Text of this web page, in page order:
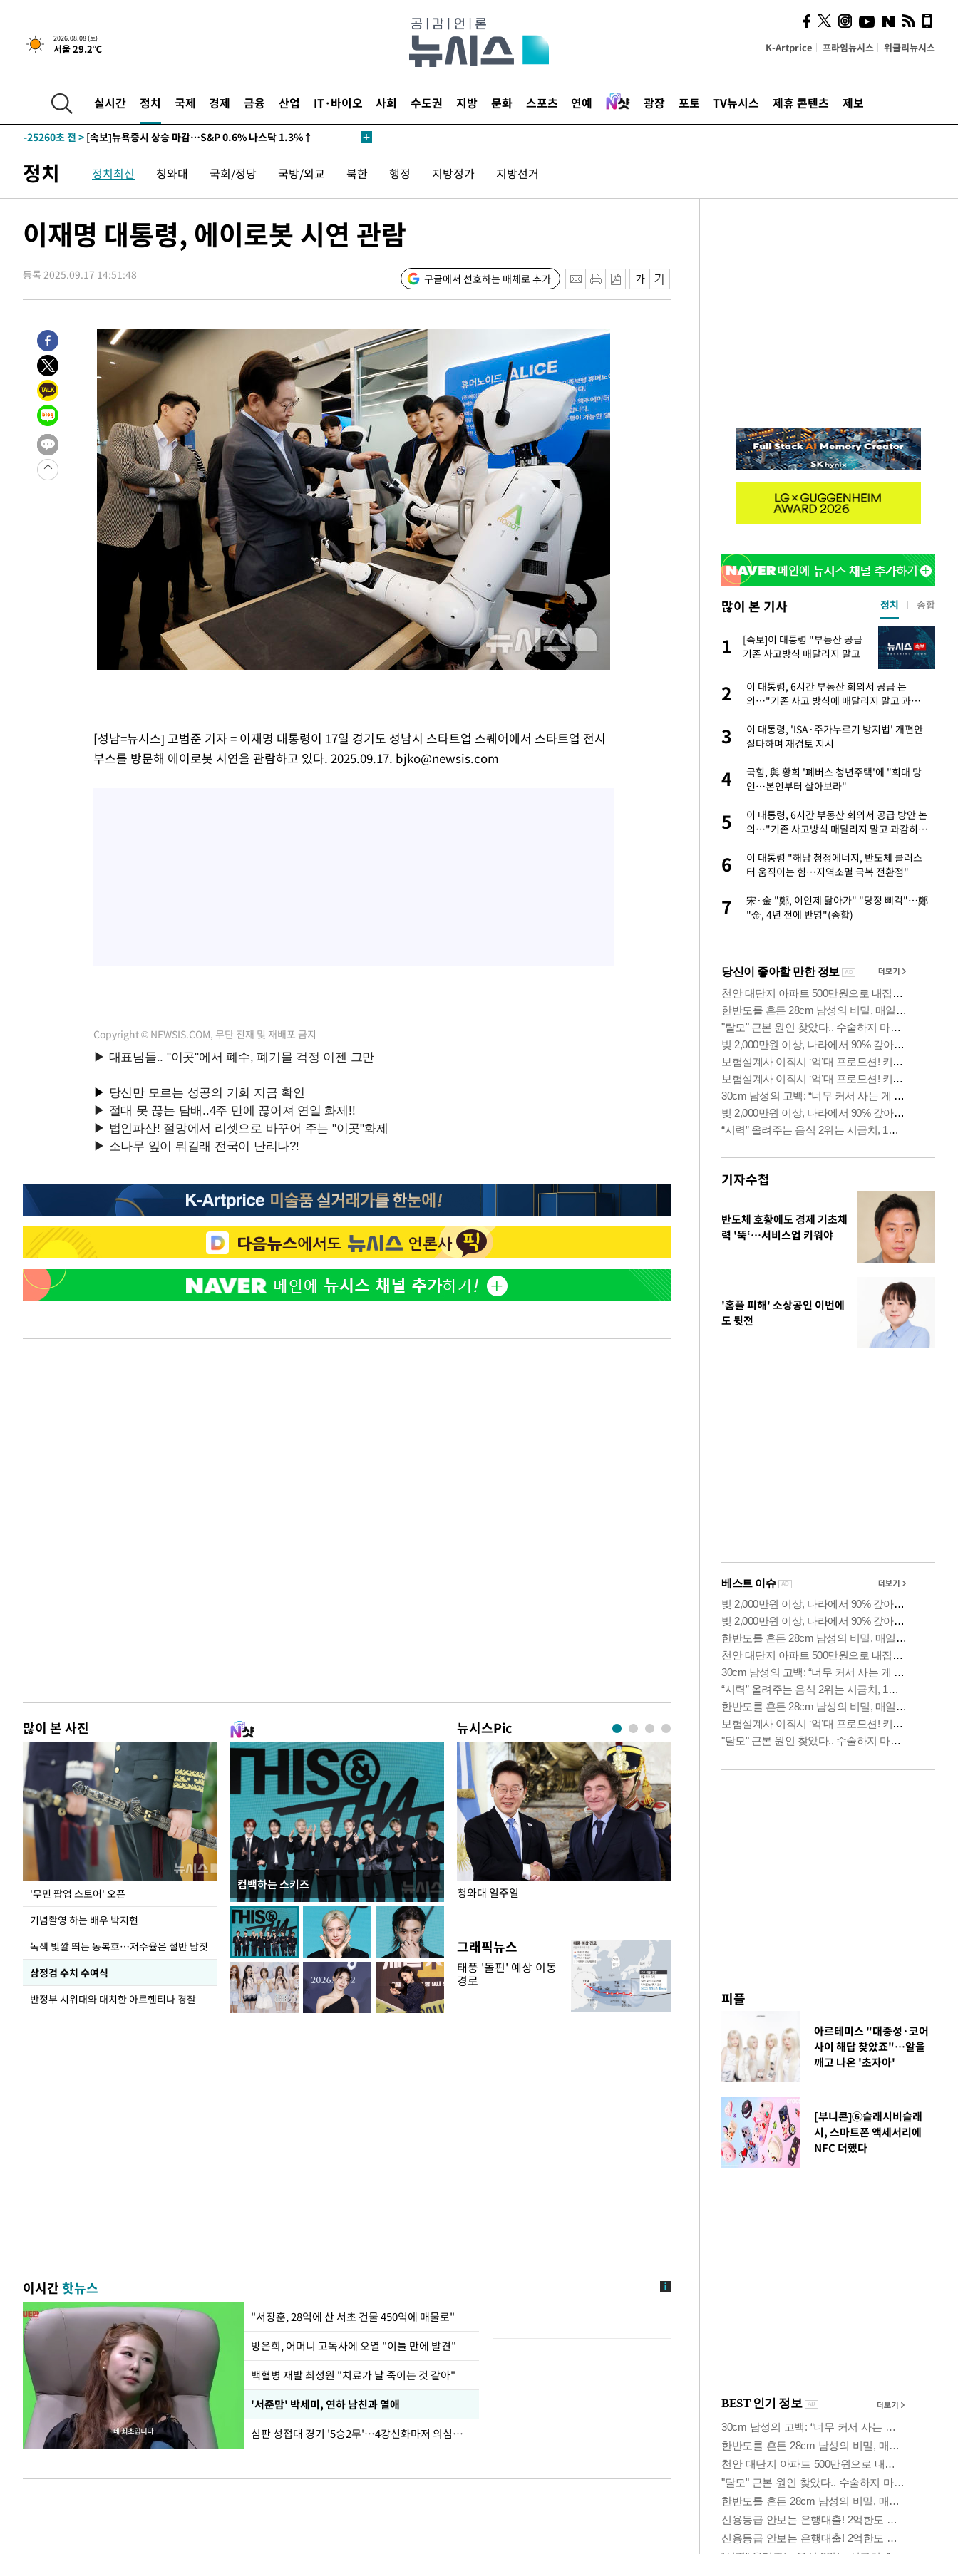
2026.08.08 (토)
서울 29.2℃ K-Artprice 프라임뉴시스 위클리뉴시스
실시간 정치 국제 경제 금융 산업 IT·바이오 사회 수도권 지방 문화 스포츠 연예 광장 포토 TV뉴시스 제휴 콘텐츠 제보
-25260초 전 >
[속보]뉴욕증시 상승 마감…S&P 0.6% 나스닥 1.3%↑
-32134초 전 >
-25260초 전 > [속보]뉴욕증시 상승 마감…S&P 0.6% 나스닥 1.3%↑
-25260초 전 >
[속보]뉴욕증시 상승 마감…S&P 0.6% 나스닥 1.3%↑
정치 정치최신 청와대 국회/정당 국방/외교 북한 행정 지방정가 지방선거
이재명 대통령, 에이로봇 시연 관람
등록 2025.09.17 14:51:48 구글에서 선호하는 매체로 추가
[성남=뉴시스] 고범준 기자 = 이재명 대통령이 17일 경기도 성남시 스타트업 스퀘어에서 스타트업 전시
부스를 방문해 에이로봇 시연을 관람하고 있다. 2025.09.17. bjko@newsis.com
Copyright © NEWSIS.COM, 무단 전재 및 재배포 금지
많이 본 사진
'무민 팝업 스토어' 오픈
기념촬영 하는 배우 박지현
녹색 빛깔 띄는 동복호…저수율은 절반 남짓
삼정검 수치 수여식
반정부 시위대와 대치한 아르헨티나 경찰
컴백하는 스키즈
뉴시스Pic
홈플러스, 67개 점포 가오픈… 13일 정식 개장 청와대 일주일
그래픽뉴스
태풍 '돌핀' 예상 이동
경로
이시간핫뉴스
"서장훈, 28억에 산 서초 건물 450억에 매물로"
방은희, 어머니 고독사에 오열 "이틀 만에 발견"
백혈병 재발 최성원 "치료가 날 죽이는 것 같아"
'서준맘' 박세미, 연하 남친과 열애
심판 성접대 경기 '5승2무'…4강신화마저 의심받아
많이 본 기사
1
[단독]인천 부평구 아파트서
10대가 40대 친모 살해
3
았다" 눈물
1
[속보]이 대통령 "부동산 공급
기존 사고방식 매달리지 말고
2
이 대통령, 6시간 부동산 회의서 공급 논
의…"기존 사고 방식에 매달리지 말고 과감
3
이 대통령, 'ISA·주가누르기 방지법' 개편안
질타하며 재검토 지시
4
국힘, 與 황희 '폐버스 청년주택'에 "희대 망
언…본인부터 살아보라"
5
이 대통령, 6시간 부동산 회의서 공급 방안 논
의…"기존 사고방식 매달리지 말고 과감히
6
이 대통령 "해남 청정에너지, 반도체 클러스
터 움직이는 힘…지역소멸 극복 전환점"
7
宋·金 "鄭, 이인제 닮아가" "당정 삐걱"…鄭
"金, 4년 전에 반명"(종합)
정치 종합
기자수첩
반도체 호황에도 경제 기초체
력 '뚝‘…서비스업 키워야
'홈플 피해' 소상공인 이번에
도 뒷전
피플
아르테미스 "대중성·코어
사이 해답 찾았죠"…알을
깨고 나온 '초자아'
[부니콘]⑥슬래시비슬래
시, 스마트폰 액세서리에
NFC 더했다